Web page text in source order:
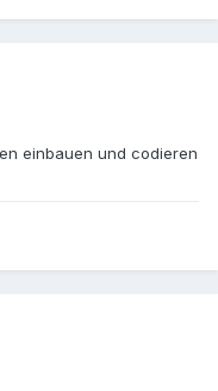
einbauen und codieren